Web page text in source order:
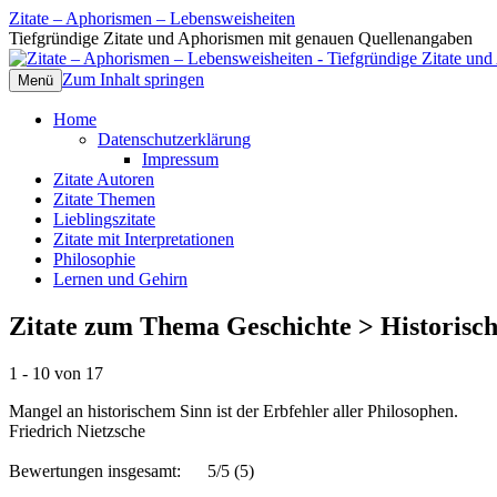
Zitate – Aphorismen – Lebensweisheiten
Tiefgründige Zitate und Aphorismen mit genauen Quellenangaben
Menü Zum Inhalt springen
Home
Datenschutzerklärung
Impressum
Zitate Autoren
Zitate Themen
Lieblingszitate
Zitate mit Interpretationen
Philosophie
Lernen und Gehirn
Zitate zum Thema Geschichte >
1 - 10 von 17
Mangel an historischem Sinn ist der Erbfehler aller Philosophen.
Friedrich Nietzsche
Bewertungen insgesamt: 5/5 (5)